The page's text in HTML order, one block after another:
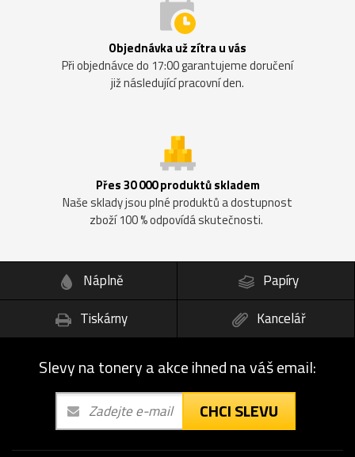
Objednávka už zítra u vás
Při objednávce do 17:00 garantujeme doručení
již následující pracovní den.
Přes 30 000 produktů skladem
Naše sklady jsou plné produktů a dostupnost
zboží 100 % odpovídá skutečnosti.
Náplně
Papíry
Tiskárny
Kancelář
Slevy na tonery a akce ihned na váš email:
CHCI SLEVU